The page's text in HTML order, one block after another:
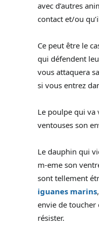
avec d’autres
contact et/ou
Ce peut être le
qui défendent
vous attaquera
si vous entrez
Le poulpe qui va
ventouses son
Le dauphin qui
m-eme son
sont tellement
iguanes marins
envie de toucher
résister.